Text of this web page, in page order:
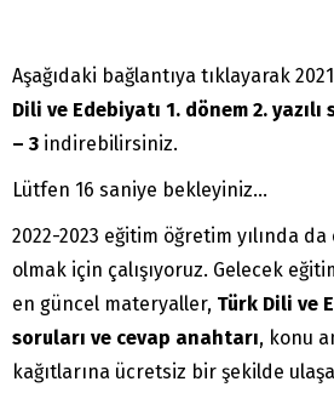
Aşağıdaki bağlantıya tıklayarak
Dili ve Edebiyatı 1. dönem 2.
– 3 indirebilirsiniz.
Lütfen 16 saniye bekleyiniz...
2022-2023 eğitim öğretim yılında da
olmak için çalışıyoruz. Gelecek
en güncel materyaller, Türk Dili ve
soruları ve cevap anahtarı, konu
kağıtlarına ücretsiz bir şekilde